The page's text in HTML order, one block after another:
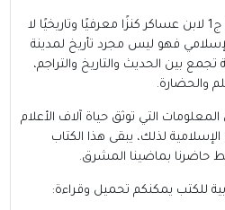
يعد كتاب مختصر تاريخ دمشق ج1 لابن عساكر كنزًا معرفيًا وتاريخيًا لا
فهو ليس مجرد تأريخ لمدينة
بين الحديث والتاريخ والتراجم،
والحضارة.
التي توثق حياة آلاف الأعلام
لذلك، يبقى هذا الكتاب
حاضرنا بماضينا المشرق.
للكتب يمكنكم تحميل وقراءة: